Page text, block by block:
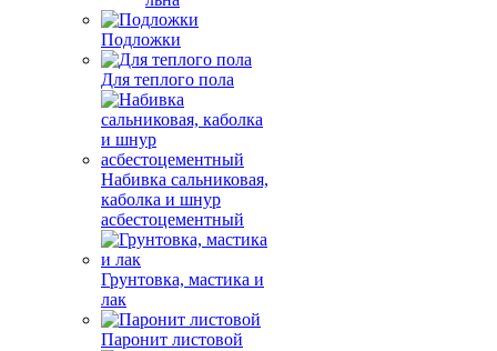
Подложки
Для теплого пола
Набивка сальниковая,
каболка и шнур
асбестоцементный
Грунтовка, мастика и
лак
Паронит листовой